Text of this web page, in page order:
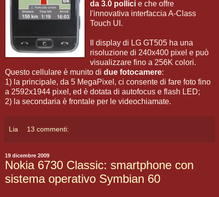
da 3.0 pollici e che offre
l'innovativa interfaccia A-Class
Touch UI.
Il display di LG GT505 ha una
risoluzione di 240x400 pixel e può
visualizzare fino a 256K colori.
Questo cellulare è munito di due fotocamere:
1) la principale, da 5 MegaPixel, ci consente di fare foto fino
a 2592x1944 pixel, ed è dotata di autofocus e flash LED;
2) la secondaria è frontale per le videochiamate.
Lia 13 commenti:
19 dicembre 2009
Nokia 6730 Classic: smartphone con
sistema operativo Symbian 60